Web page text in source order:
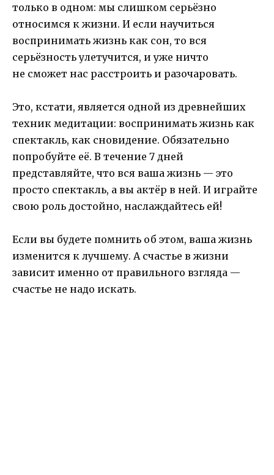
только в одном: мы слишком серьёзно
относимся к жизни. И если научиться
воспринимать жизнь как сон, то вся
серьёзность улетучится, и уже ничто
не сможет нас расстроить и разочаровать.
Это, кстати, является одной из древнейших
техник медитации: воспринимать жизнь как
спектакль, как сновидение. Обязательно
попробуйте её. В течение 7 дней
представляйте, что вся ваша жизнь — это
просто спектакль, а вы актёр в ней. И играйте
свою роль достойно, наслаждайтесь ей!
Если вы будете помнить об этом, ваша жизнь
изменится к лучшему. А счастье в жизни
зависит именно от правильного взгляда —
счастье не надо искать.